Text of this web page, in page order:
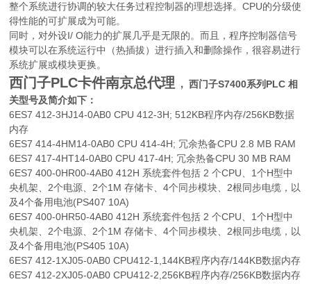
整个系统进行协调的较大任务过程控制器的理想选择。CPU的分级使
得性能的可扩展成为可能。
同时，对外设I/ O能力的扩展几乎是无限的。而且，程序控制器信号
模块可以在系统运行中（热插拔）进行插入和删除操作，很容易进行
系统扩展或模块更换。
西门子PLC卡件南京总代理 ，西门子S7400系列PLC 相
关型号及简介如下：
6ES7 412-3HJ14-0AB0 CPU 412-3H; 512KB程序内存/256KB数据
内存
6ES7 414-4HM14-0AB0 CPU 414-4H; 冗余热备CPU 2.8 MB RAM
6ES7 417-4HT14-0AB0 CPU 417-4H; 冗余热备CPU 30 MB RAM
6ES7 400-0HR00-4AB0 412H 系统套件包括 2 个CPU、1个H型中
央机架、2个电源、2个1M 存储卡、4个同步模块、2根同步电缆，以
及4个备用电池(PS407 10A)
6ES7 400-0HR50-4AB0 412H 系统套件包括 2 个CPU、1个H型中
央机架、2个电源、2个1M 存储卡、4个同步模块、2根同步电缆，以
及4个备用电池(PS405 10A)
6ES7 412-1XJ05-0AB0 CPU412-1,144KB程序内存/144KB数据内存
6ES7 412-2XJ05-0AB0 CPU412-2,256KB程序内存/256KB数据内存